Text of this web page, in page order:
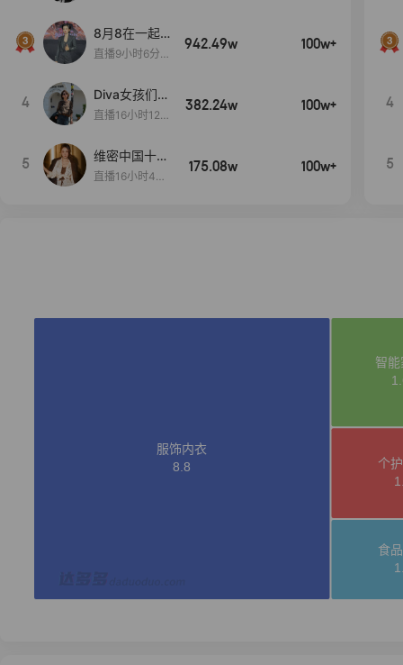
8月8在一起
生日献礼盛典
直播9小时6分1
942.49w 100w+
4
Diva女孩们集
合啦~意大利
直播16小时12
382.24w 100w+
5
维密中国十周
年 与你如此
直播16小时48
175.08w 100w+
4
5